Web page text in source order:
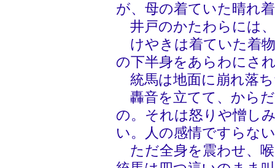
が、母の着ていた晴れ
井戸のかたわらには
けやきは着ていた着
の下半身をあらわにさ
統馬は地面に崩れ落
轟音を立てて、から
の。それは怒りや憎し
い。人の感情ですらな
ただ全身を震わせ、